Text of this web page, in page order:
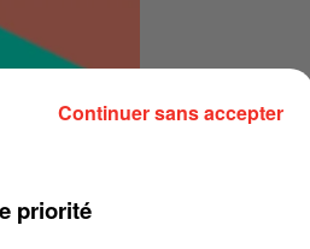
priorité
Continuer sans accepter